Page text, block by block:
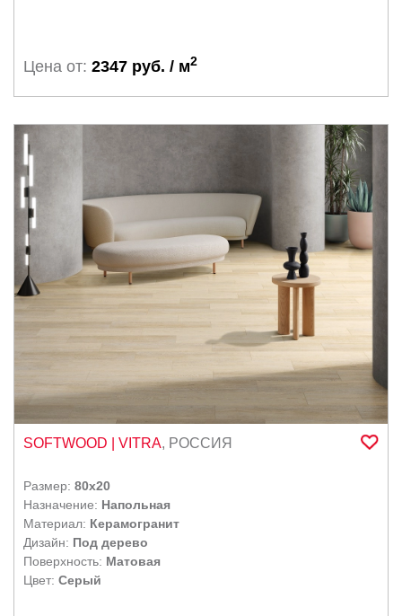
Цена от: 2347 руб. / м2
SOFTWOOD | VITRA, РОССИЯ
Размер: 80x20
Назначение: Напольная
Материал: Керамогранит
Дизайн: Под дерево
Поверхность: Матовая
Цвет: Серый